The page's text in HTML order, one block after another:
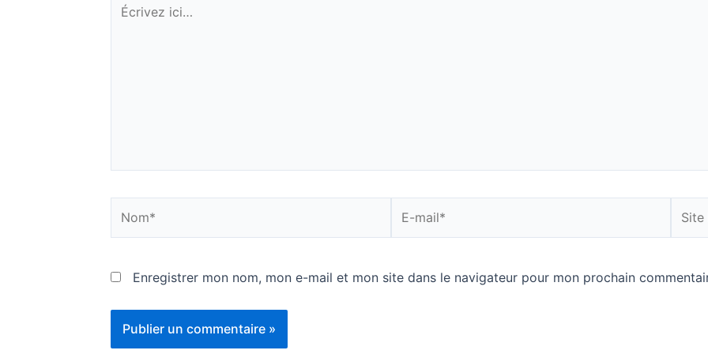
ici…
mail*
Enregistrer mon nom, mon e-mail et mon site dans le navigateur pour mon prochain